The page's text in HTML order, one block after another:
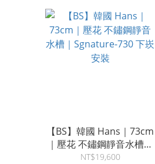
【BS】韓國 Hans｜73cm
｜壓花 不鏽鋼靜音水槽｜
Sgnature-730 下崁安裝
NT$19,600